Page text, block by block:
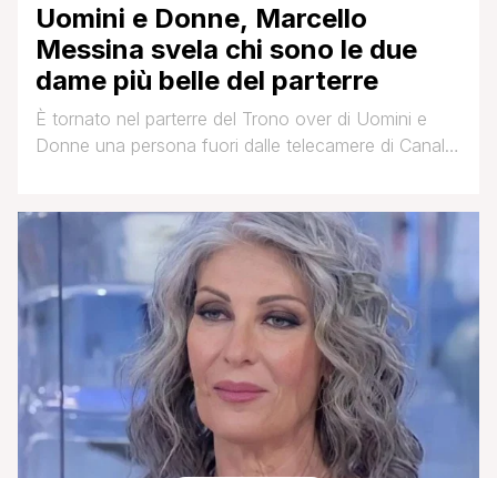
Uomini e Donne, Marcello
Messina svela chi sono le due
dame più belle del parterre
È tornato nel parterre del Trono over di Uomini e
Donne una persona fuori dalle telecamere di Canale
ha tanta voglia di innamorarsi. Nonostante le
delusioni, l’uomo ha ammesso di credere ancora
nell’anima gemella. E chissà che [']